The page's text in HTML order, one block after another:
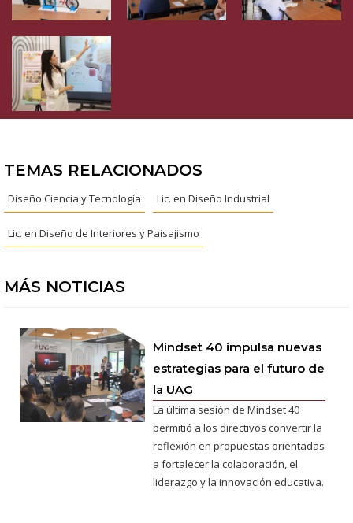
TEMAS RELACIONADOS
Diseño Ciencia y Tecnología Lic. en Diseño Industrial
Lic. en Diseño de Interiores y Paisajismo
MÁS NOTICIAS
Mindset 40 impulsa nuevas
estrategias para el futuro de
la UAG
La última sesión de Mindset 40
permitió a los directivos convertir la
reflexión en propuestas orientadas
a fortalecer la colaboración, el
liderazgo y la innovación educativa.